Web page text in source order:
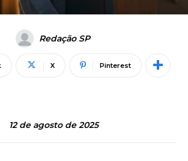
Redação SP
X Pinterest
12 de agosto de 2025